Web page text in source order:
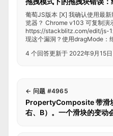
葡萄JS版本 [X] 我确认使用最
览器？ Chrome v103 可复制演
https://stackblitz.com/edit/js-
现这个漏洞？使用dragMode：
4 个回答更新于 2022年9月15日
← 问题 #4965
PropertyComposite 带滑
右、B）。一个滑块的变动